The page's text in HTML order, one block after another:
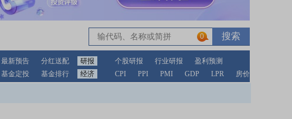
0
最新预告 分红送配 研报 个股研报 行业研报
盈利预测
基金定投 基金排行 经济 CPI PPI PMI GDP LPR 房价